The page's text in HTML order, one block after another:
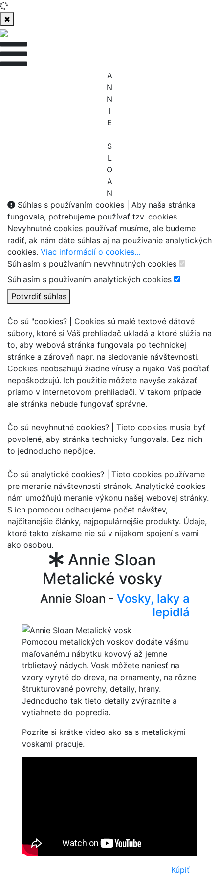
✖
A
N
N
I
E
S
L
O
A
N
Súhlas s používaním cookies | Aby naša stránka
fungovala, potrebujeme používať tzv. cookies.
Nevyhnutné cookies používať musíme, ale budeme
radiť, ak nám dáte súhlas aj na používanie analytických
cookies. Viac informácií o cookies...
Súhlasím s používaním nevyhnutných cookies
Súhlasím s používaním analytických cookies
Potvrdiť súhlas
Čo sú "cookies? | Cookies sú malé textové dátové
súbory, ktoré si Váš prehliadač ukladá a ktoré slúžia na
to, aby webová stránka fungovala po technickej
stránke a zároveň napr. na sledovanie návštevnosti.
Cookies neobsahujú žiadne vírusy a nijako Váš počítať
nepoškodzujú. Ich použitie môžete navyše zakázať
priamo v internetovom prehliadači. V takom prípade
ale stránka nebude fungovať správne.
Čo sú nevyhnutné cookies? | Tieto cookies musia byť
povolené, aby stránka technicky fungovala. Bez nich
to jednoducho nepôjde.
Čo sú analytické cookies? | Tieto cookies používame
pre meranie návštevnosti stránok. Analytické cookies
nám umožňujú meranie výkonu našej webovej stránky.
S ich pomocou odhadujeme počet návštev,
najčítanejšie články, najpopulárnejšie produkty. Údaje,
ktoré takto získame nie sú v nijakom spojení s vami
ako osobou.
Annie Sloan
Metalické vosky
Annie Sloan - Vosky, laky a
lepidlá
Pomocou metalických voskov dodáte vášmu
maľovanému nábytku kovový až jemne
trblietavý nádych. Vosk môžete naniesť na
vzory vyryté do dreva, na ornamenty, na rôzne
štrukturované povrchy, detaily, hrany.
Jednoducho tak tieto detaily zvýraznite a
vytiahnete do popredia.
Pozrite si krátke video ako sa s metalickými
voskami pracuje.
Kúpiť